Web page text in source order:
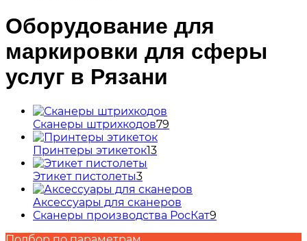
Оборудование для
маркировки для сферы
услуг в Рязани
Сканеры штрихкодов79
Принтеры этикеток13
Этикет пистолеты3
Аксессуары для сканеров
Сканеры производства РосКат9